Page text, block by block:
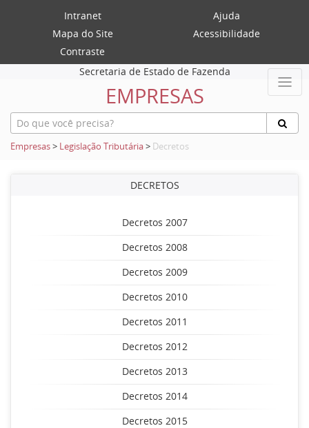
Intranet
Ajuda
Mapa do Site
Acessibilidade
Contraste
Secretaria de Estado de Fazenda
EMPRESAS
Empresas> Legislação Tributária> Decretos
DECRETOS
Decretos 2007
Decretos 2008
Decretos 2009
Decretos 2010
Decretos 2011
Decretos 2012
Decretos 2013
Decretos 2014
Decretos 2015